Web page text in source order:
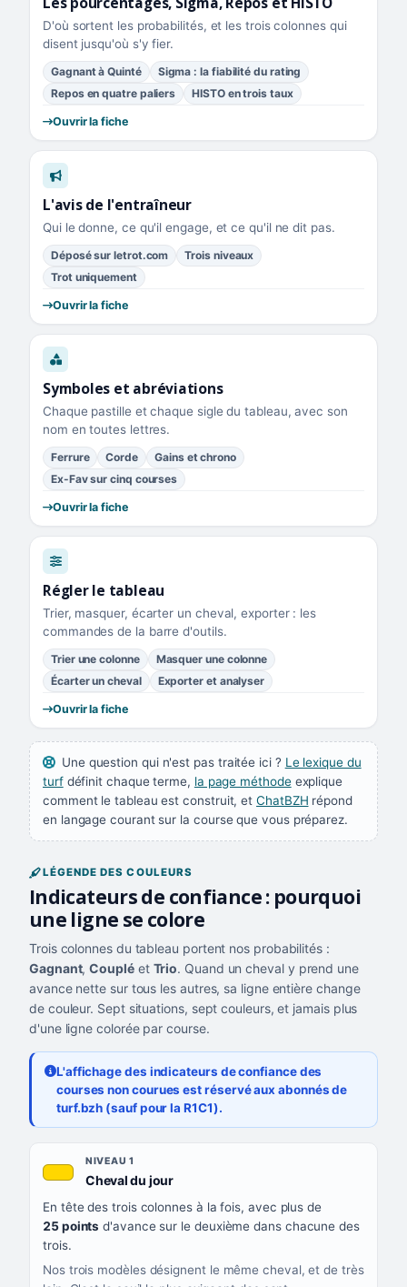
D'où sortent les probabilités, et les trois colonnes qui
disent jusqu'où s'y fier.
Gagnant à Quinté
Sigma : la fiabilité du rating
Repos en quatre paliers
HISTO en trois taux
Ouvrir la fiche
L'avis de l'entraîneur
Qui le donne, ce qu'il engage, et ce qu'il ne dit pas.
Déposé sur letrot.com
Trois niveaux
Trot uniquement
Ouvrir la fiche
Symboles et abréviations
Chaque pastille et chaque sigle du tableau, avec son
nom en toutes lettres.
Ferrure Corde
Gains et chrono
Ex-Fav sur cinq courses
Ouvrir la fiche
Régler le tableau
Trier, masquer, écarter un cheval, exporter : les
commandes de la barre d'outils.
Trier une colonne
Masquer une colonne
Écarter un cheval
Exporter et analyser
Ouvrir la fiche
Une question qui n'est pas traitée ici ? Le lexique du
turfdéfinit chaque terme, la page méthodeexplique
comment le tableau est construit, etChatBZH répond
en langage courant sur la course que vous préparez.
LÉGENDE DES COULEURS
Indicateurs de confiance : pourquoi
une ligne se colore
Trois colonnes du tableau portent nos probabilités :
Gagnant,Coupléet Trio. Quand un cheval y prend une
avance nette sur tous les autres, sa ligne entière change
de couleur. Sept situations, sept couleurs, et jamais plus
d'une ligne colorée par course.
L'affichage des indicateurs de confiance des
courses non courues est réservé aux abonnés de
turf.bzh (sauf pour la R1C1).
QUAND LA LIGNE PREND CETTE COULEUR
CE QUE CELA VOUS DIT
NIVEAU 1
Cheval du jour, couleur jaune or
En tête des trois colonnes à la fois, avec plus de
25 points d'avance sur le deuxième dans chacune des
trois.
Nos trois modèles désignent le même cheval, et de très